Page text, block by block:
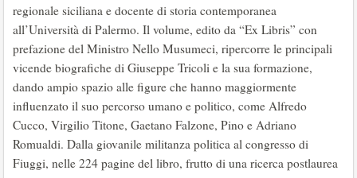
regionale siciliana e docente di storia contemporanea
all’Università di Palermo. Il volume, edito da “Ex Libris” con
prefazione del Ministro Nello Musumeci, ripercorre le principali
vicende biografiche di Giuseppe Tricoli e la sua formazione,
dando ampio spazio alle figure che hanno maggiormente
influenzato il suo percorso umano e politico, come Alfredo
Cucco, Virgilio Titone, Gaetano Falzone, Pino e Adriano
Romualdi. Dalla giovanile militanza politica al congresso di
Fiuggi, nelle 224 pagine del libro, frutto di una ricerca postlaurea